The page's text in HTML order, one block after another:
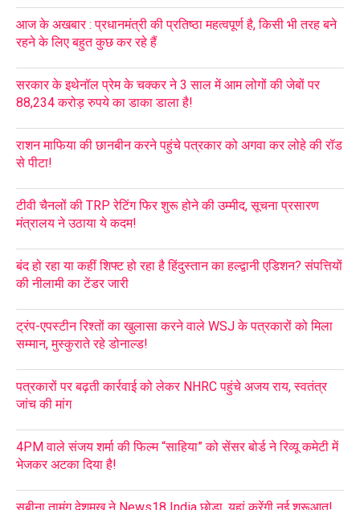
आज के अखबार : प्रधानमंत्री की प्रतिष्ठा महत्वपूर्ण है, किसी भी तरह बने
रहने के लिए बहुत कुछ कर रहे हैं
सरकार के इथेनॉल प्रेम के चक्कर ने 3 साल में आम लोगों की जेबों पर
88,234 करोड़ रुपये का डाका डाला है!
राशन माफिया की छानबीन करने पहुंचे पत्रकार को अगवा कर लोहे की रॉड
से पीटा!
टीवी चैनलों की TRP रेटिंग फिर शुरू होने की उम्मीद, सूचना प्रसारण
मंत्रालय ने उठाया ये कदम!
बंद हो रहा या कहीं शिफ्ट हो रहा है हिंदुस्तान का हल्द्वानी एडिशन? संपत्तियों
की नीलामी का टेंडर जारी
ट्रंप-एपस्टीन रिश्तों का खुलासा करने वाले WSJ के पत्रकारों को मिला
सम्मान, मुस्कुराते रहे डोनाल्ड!
पत्रकारों पर बढ़ती कार्रवाई को लेकर NHRC पहुंचे अजय राय, स्वतंत्र
जांच की मांग
4PM वाले संजय शर्मा की फिल्म “साहिया” को सेंसर बोर्ड ने रिव्यू कमेटी में
भेजकर अटका दिया है!